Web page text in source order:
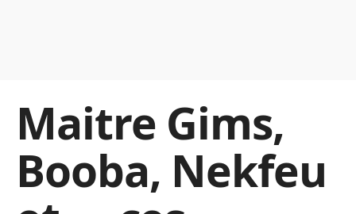
Maitre Gims,
Booba, Nekfeu